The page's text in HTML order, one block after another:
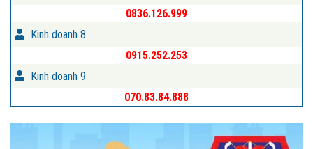
0836.126.999
Kinh doanh 8
0915.252.253
Kinh doanh 9
070.83.84.888